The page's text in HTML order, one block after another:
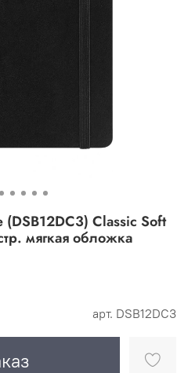
арт. DSB12DC3
Classic Soft
мягкая обложка